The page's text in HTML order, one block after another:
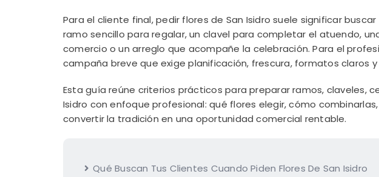
Para el cliente final, pedir flores de San Isidro suele significar
ramo sencillo para regalar, un clavel para completar el atuendo,
comercio o un arreglo que acompañe la celebración. Para el
campaña breve que exige planificación, frescura, formatos claros
Esta guía reúne criterios prácticos para preparar ramos, claveles,
Isidro con enfoque profesional: qué flores elegir, cómo
convertir la tradición en una oportunidad comercial rentable.
Qué Buscan Tus Clientes Cuando Piden Flores De San Isidro